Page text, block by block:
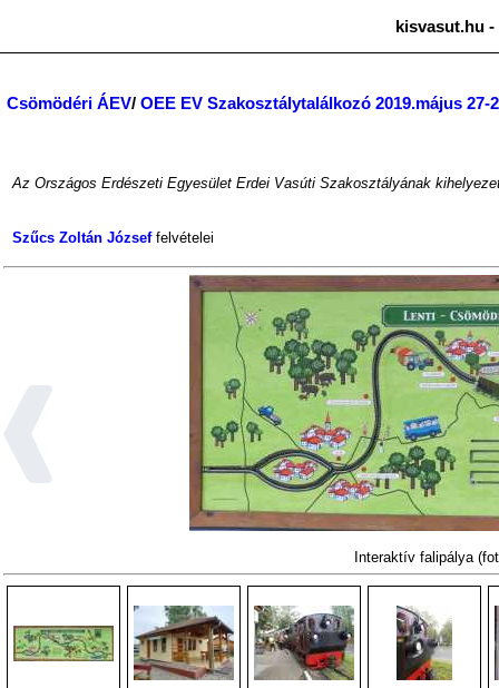
kisvasut.hu -
Csömödéri ÁEV/ OEE EV Szakosztálytalálkozó 2019.május 27-
Az Országos Erdészeti Egyesület Erdei Vasúti Szakosztályának
Szűcs Zoltán Józseffelvételei
Interaktív falipálya